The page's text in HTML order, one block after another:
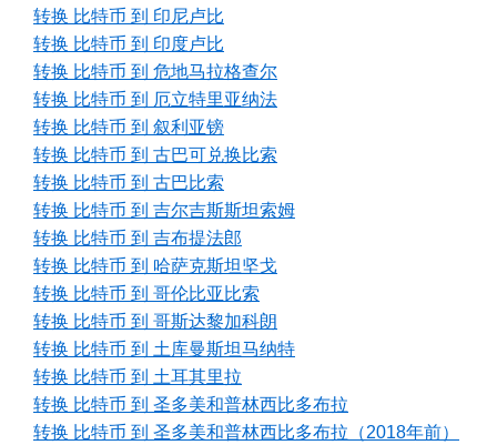
转换 比特币 到 印尼卢比
转换 比特币 到 印度卢比
转换 比特币 到 危地马拉格查尔
转换 比特币 到 厄立特里亚纳法
转换 比特币 到 叙利亚镑
转换 比特币 到 古巴可兑换比索
转换 比特币 到 古巴比索
转换 比特币 到 吉尔吉斯斯坦索姆
转换 比特币 到 吉布提法郎
转换 比特币 到 哈萨克斯坦坚戈
转换 比特币 到 哥伦比亚比索
转换 比特币 到 哥斯达黎加科朗
转换 比特币 到 土库曼斯坦马纳特
转换 比特币 到 土耳其里拉
转换 比特币 到 圣多美和普林西比多布拉
转换 比特币 到 圣多美和普林西比多布拉（2018年前）